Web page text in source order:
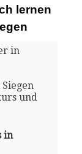
lernen
in
und
in